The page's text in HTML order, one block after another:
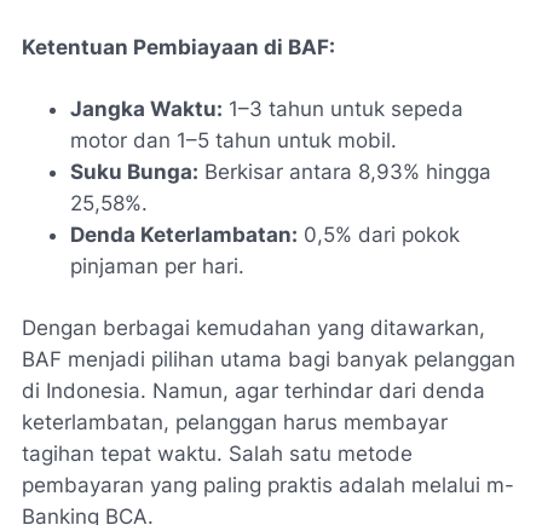
Ketentuan Pembiayaan di BAF:
Jangka Waktu: 1–3 tahun untuk sepeda
motor dan 1–5 tahun untuk mobil.
Suku Bunga: Berkisar antara 8,93% hingga
25,58%.
Denda Keterlambatan: 0,5% dari pokok
pinjaman per hari.
Dengan berbagai kemudahan yang ditawarkan,
BAF menjadi pilihan utama bagi banyak pelanggan
di Indonesia. Namun, agar terhindar dari denda
keterlambatan, pelanggan harus membayar
tagihan tepat waktu. Salah satu metode
pembayaran yang paling praktis adalah melalui m-
Banking BCA.